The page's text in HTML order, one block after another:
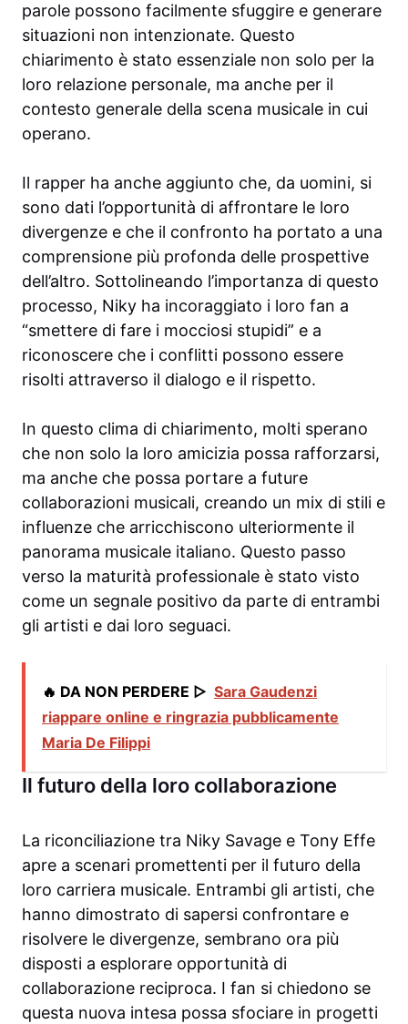
parole possono facilmente sfuggire e generare
situazioni non intenzionate. Questo
chiarimento è stato essenziale non solo per la
loro relazione personale, ma anche per il
contesto generale della scena musicale in cui
operano.
Il rapper ha anche aggiunto che, da uomini, si
sono dati l’opportunità di affrontare le loro
divergenze e che il confronto ha portato a una
comprensione più profonda delle prospettive
dell’altro. Sottolineando l’importanza di questo
processo, Niky ha incoraggiato i loro fan a
“smettere di fare i mocciosi stupidi” e a
riconoscere che i conflitti possono essere
risolti attraverso il dialogo e il rispetto.
In questo clima di chiarimento, molti sperano
che non solo la loro amicizia possa rafforzarsi,
ma anche che possa portare a future
collaborazioni musicali, creando un mix di stili e
influenze che arricchiscono ulteriormente il
panorama musicale italiano. Questo passo
verso la maturità professionale è stato visto
come un segnale positivo da parte di entrambi
gli artisti e dai loro seguaci.
🔥 DA NON PERDERE ▷ Sara Gaudenzi
riappare online e ringrazia pubblicamente
Maria De Filippi
Il futuro della loro collaborazione
La riconciliazione tra Niky Savage e Tony Effe
apre a scenari promettenti per il futuro della
loro carriera musicale. Entrambi gli artisti, che
hanno dimostrato di sapersi confrontare e
risolvere le divergenze, sembrano ora più
disposti a esplorare opportunità di
collaborazione reciproca. I fan si chiedono se
questa nuova intesa possa sfociare in progetti